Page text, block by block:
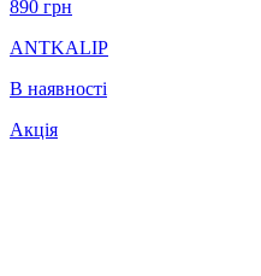
890 грн
ANTKALIP
В наявності
Акція